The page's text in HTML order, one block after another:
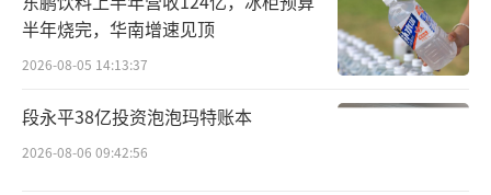
看，城镇居民人均可支配收入56502元，增长4.
3%（以下如无特别说明，均为同比名义增
民人均可支配收入24456元，增长5.8%，扣除
价格因素，实际增长6%。
半年烧完，华南增速见顶
2026-08-05 14:13:37
段永平38亿投资泡泡玛特账本
2026-08-06 09:42:56